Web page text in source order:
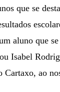
que se
aluno que se
Isabel
Cartaxo, ao